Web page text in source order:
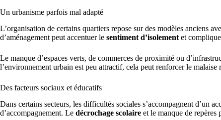
Un urbanisme parfois mal adapté
L’organisation de certains quartiers repose sur des modèles anciens
d’aménagement peut accentuer le sentiment d’isolement et
Le manque d’espaces verts, de commerces de proximité ou
l’environnement urbain est peu attractif, cela peut renforcer le
Des facteurs sociaux et éducatifs
Dans certains secteurs, les difficultés sociales s’accompagnent d’un
d’accompagnement. Le décrochage scolaire et le manque de repères